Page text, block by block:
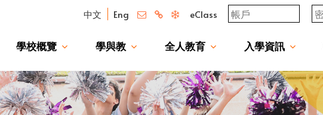
中文 Eng eClass
學校概覽 學與教 全人教育 入學資訊